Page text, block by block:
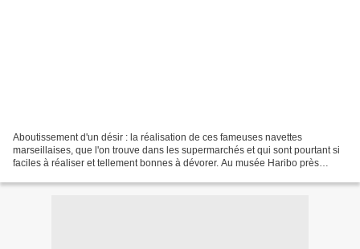
Aboutissement d'un désir : la réalisation de ces fameuses navettes
marseillaises, que l'on trouve dans les supermarchés et qui sont pourtant si
faciles à réaliser et tellement bonnes à dévorer. Au musée Haribo près